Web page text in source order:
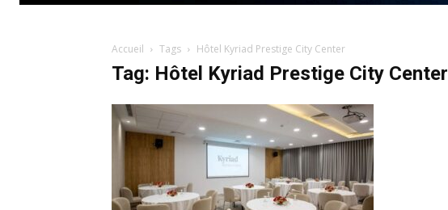
Accueil Tags Hôtel Kyriad Prestige City Center
Tag: Hôtel Kyriad Prestige City Center